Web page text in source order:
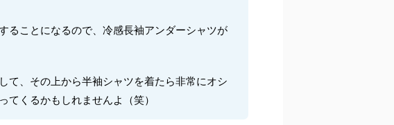
ることになるので、冷感長袖アンダーシャツが
て、その上から半袖シャツを着たら非常にオシ
てくるかもしれませんよ（笑）